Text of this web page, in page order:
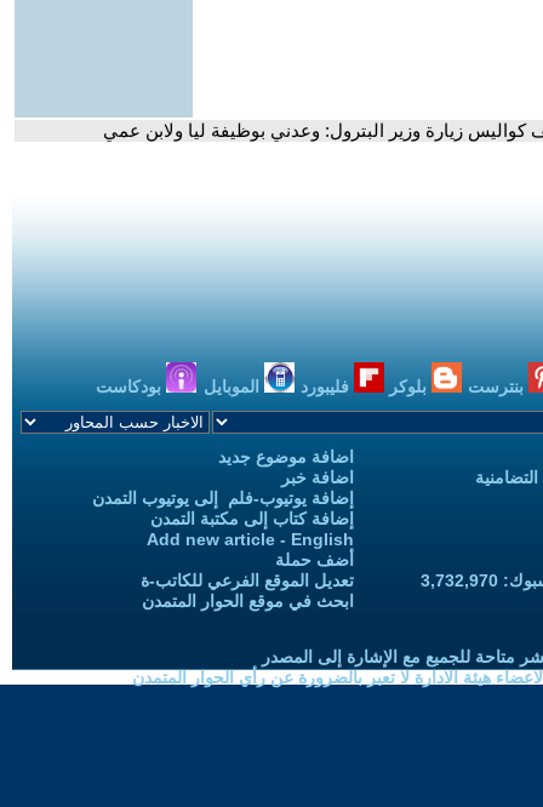
زيارة وزير البترول: وعدني بوظيفة ليا ولابن عمي
بنترست بلوكر فليبورد الموبايل بودكاست
اضافة موضوع جديد
اضافة خبر
إضافة يوتيوب-فلم إلى يوتيوب التمدن
إضافة كتاب إلى مكتبة التمدن
Add new article - English
أضف حملة
تعديل الموقع الفرعي للكاتب-ة
ابحث في موقع الحوار المتمدن
متاحة للجميع مع الإشارة إلى المصدر
هيئة الادارة لا تعبر بالضرورة عن رأي الحوار المتمدن